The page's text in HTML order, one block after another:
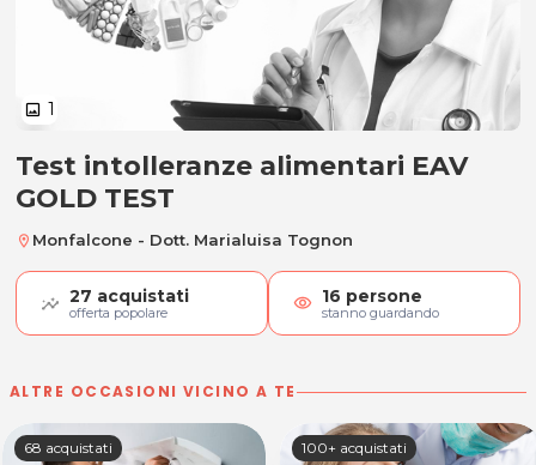
image 1
Test intolleranze alimentari EAV
Test intolleranze alimentari EAV
GOLD TEST
location_on Monfalcone - Dott. Marialuisa Tognon
27 acquistati
offerta popolare visibility 16 persone
stanno guardando
ALTRE OCCASIONI VICINO A TE
68 acquistati 100+ acquistati